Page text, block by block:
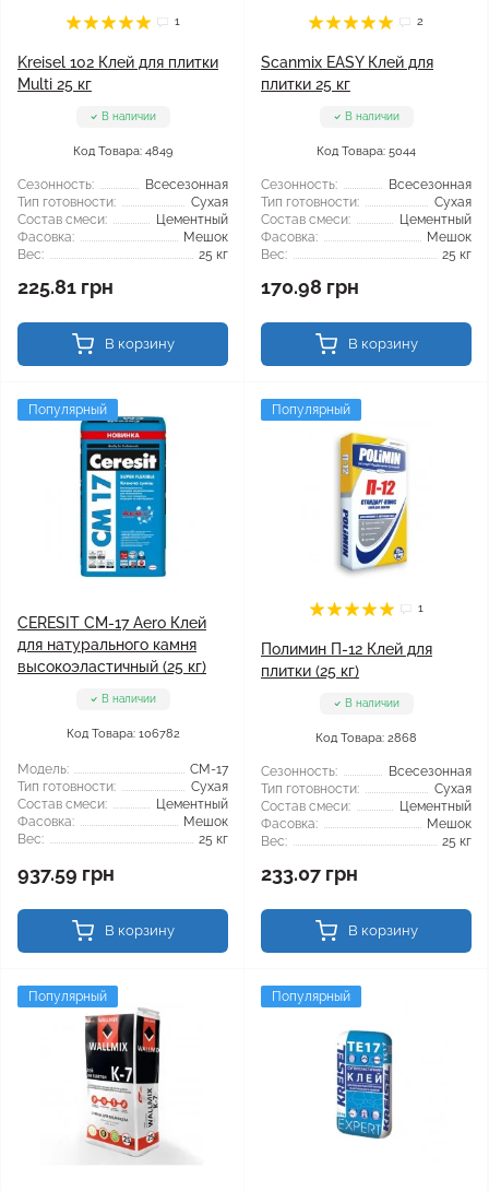
1
Kreisel 102 Клей для плитки
Multi 25 кг
В наличии
Код Товара: 4849
Сезонность:
Всесезонная
Тип готовности:
Сухая
Состав смеси:
Цементный
Фасовка:
Мешок
Вес:
25 кг
225.81 грн
В корзину
2
Scanmix EASY Клей для
плитки 25 кг
В наличии
Код Товара: 5044
Сезонность:
Всесезонная
Тип готовности:
Сухая
Состав смеси:
Цементный
Фасовка:
Мешок
Вес:
25 кг
170.98 грн
В корзину
Популярный
CERESIT CM-17 Aero Клей
для натурального камня
высокоэластичный (25 кг)
В наличии
Код Товара: 106782
Модель:
CM-17
Тип готовности:
Сухая
Состав смеси:
Цементный
Фасовка:
Мешок
Вес:
25 кг
937.59 грн
В корзину
Популярный
1
Полимин П-12 Клей для
плитки (25 кг)
В наличии
Код Товара: 2868
Сезонность:
Всесезонная
Тип готовности:
Сухая
Состав смеси:
Цементный
Фасовка:
Мешок
Вес:
25 кг
233.07 грн
В корзину
Популярный Популярный